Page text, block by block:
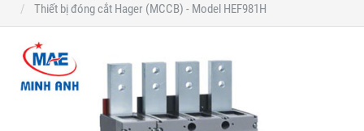
Thiết bị đóng cắt Hager (MCCB) - Model HEF981H